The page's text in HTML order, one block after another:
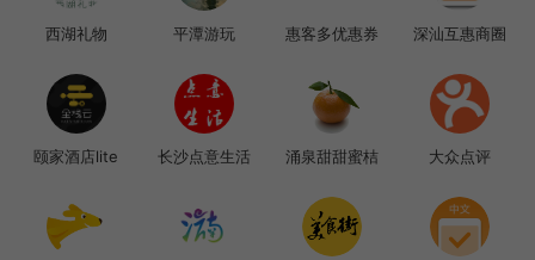
西湖礼物 平潭游玩 惠客多优惠券 深汕互惠商圈
颐家酒店lite 长沙点意生活 涌泉甜甜蜜桔 大众点评